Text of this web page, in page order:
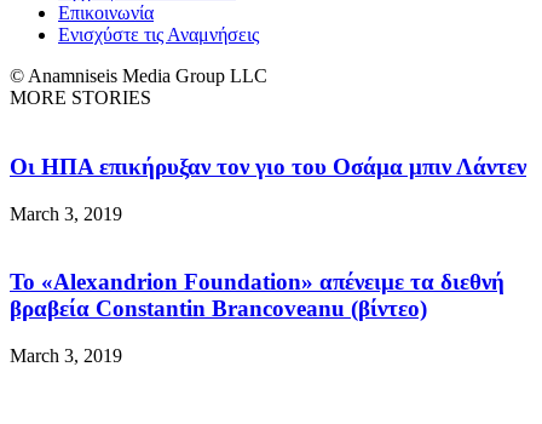
Επικοινωνία
Ενισχύστε τις Αναμνήσεις
© Anamniseis Media Group LLC
MORE STORIES
Οι ΗΠΑ επικήρυξαν τον γιο του Οσάμα μπιν Λάντεν
March 3, 2019
Το «Alexandrion Foundation» απένειμε τα διεθνή
βραβεία Constantin Brancoveanu (βίντεο)
March 3, 2019